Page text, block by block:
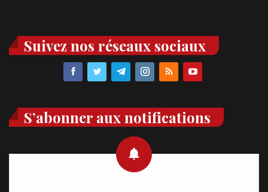
Suivez nos réseaux sociaux
S’abonner aux notifications